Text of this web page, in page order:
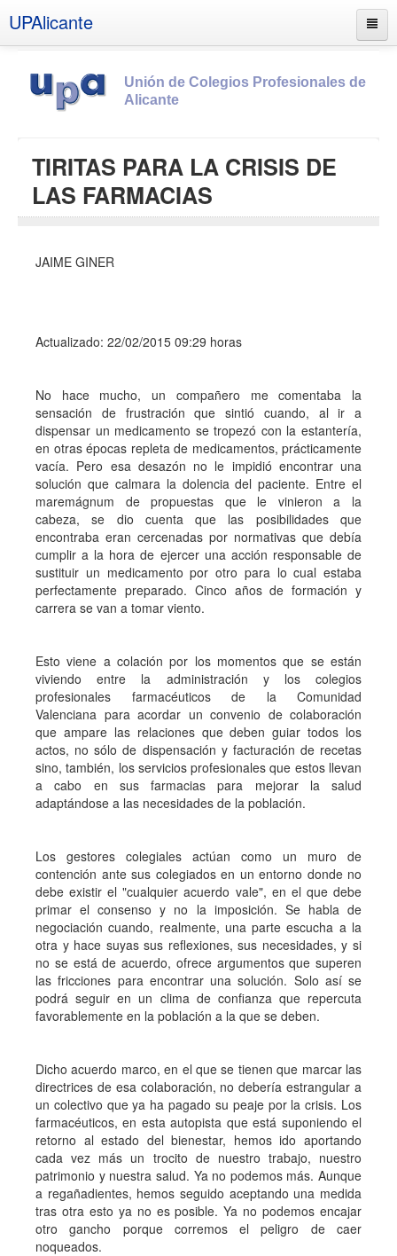
UPAlicante
Unión de Colegios Profesionales de
Alicante
Documentos
Contacto
TIRITAS PARA LA CRISIS DE
LAS FARMACIAS
JAIME GINER
Actualizado: 22/02/2015 09:29 horas
No hace mucho, un compañero me comentaba la
sensación de frustración que sintió cuando, al ir a
dispensar un medicamento se tropezó con la estantería,
en otras épocas repleta de medicamentos, prácticamente
vacía. Pero esa desazón no le impidió encontrar una
solución que calmara la dolencia del paciente. Entre el
maremágnum de propuestas que le vinieron a la
cabeza, se dio cuenta que las posibilidades que
encontraba eran cercenadas por normativas que debía
cumplir a la hora de ejercer una acción responsable de
sustituir un medicamento por otro para lo cual estaba
perfectamente preparado. Cinco años de formación y
carrera se van a tomar viento.
Esto viene a colación por los momentos que se están
viviendo entre la administración y los colegios
profesionales farmacéuticos de la Comunidad
Valenciana para acordar un convenio de colaboración
que ampare las relaciones que deben guiar todos los
actos, no sólo de dispensación y facturación de recetas
sino, también, los servicios profesionales que estos llevan
a cabo en sus farmacias para mejorar la salud
adaptándose a las necesidades de la población.
Los gestores colegiales actúan como un muro de
contención ante sus colegiados en un entorno donde no
debe existir el "cualquier acuerdo vale", en el que debe
primar el consenso y no la imposición. Se habla de
negociación cuando, realmente, una parte escucha a la
otra y hace suyas sus reflexiones, sus necesidades, y si
no se está de acuerdo, ofrece argumentos que superen
las fricciones para encontrar una solución. Solo así se
podrá seguir en un clima de confianza que repercuta
favorablemente en la población a la que se deben.
Dicho acuerdo marco, en el que se tienen que marcar las
directrices de esa colaboración, no debería estrangular a
un colectivo que ya ha pagado su peaje por la crisis. Los
farmacéuticos, en esta autopista que está suponiendo el
retorno al estado del bienestar, hemos ido aportando
cada vez más un trocito de nuestro trabajo, nuestro
patrimonio y nuestra salud. Ya no podemos más. Aunque
a regañadientes, hemos seguido aceptando una medida
tras otra esto ya no es posible. Ya no podemos encajar
otro gancho porque corremos el peligro de caer
noqueados.